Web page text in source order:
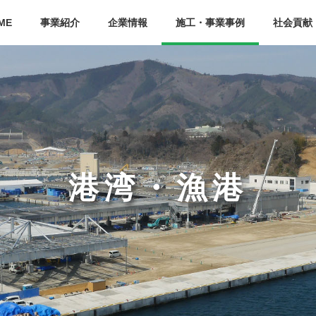
事業紹介 企業情報 施工・事業事例 社会貢献
港湾・漁港